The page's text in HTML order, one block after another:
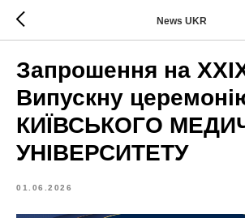
News UKR
Запрошення на
Випускну
КИЇВСЬКОГО
УНІВЕРСИТЕТУ
01.06.2026